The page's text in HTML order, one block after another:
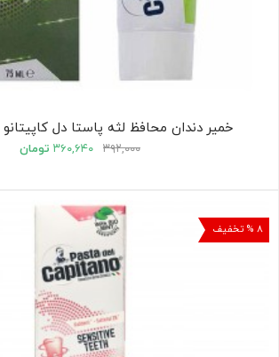
خمیر دندان محافظ لثه پاستا دل کاپیتانو ۷۵ میلی لیتر
۳۹۲,۰۰۰ ۳۶۰,۶۴۰ تومان
۸ % تخفیف